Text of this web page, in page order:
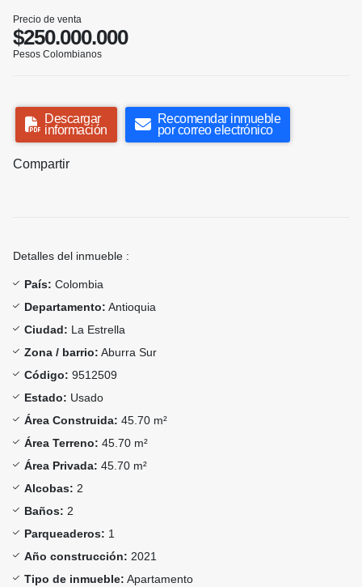
Precio de venta
$250.000.000
Pesos Colombianos
Descargar
información
Recomendar inmueble
por correo electrónico
Compartir
Detalles del inmueble :
País: Colombia
Departamento: Antioquia
Ciudad: La Estrella
Zona / barrio: Aburra Sur
Código: 9512509
Estado: Usado
Área Construida: 45.70 m²
Área Terreno: 45.70 m²
Área Privada: 45.70 m²
Alcobas: 2
Baños: 2
Parqueaderos: 1
Año construcción: 2021
Tipo de inmueble: Apartamento